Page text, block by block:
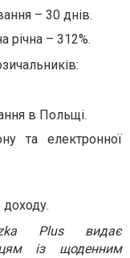
– 30 днів.
річна – 312%.
в Польщі.
та електронної
доходу.
Plus видає
із щоденним